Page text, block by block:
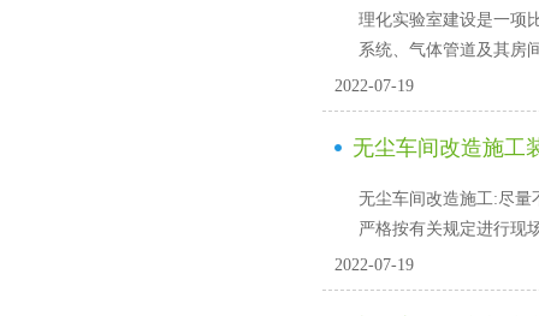
理化实验室建设是一项比较
系统、气体管道及其房
2022-07-19
无尘车间改造施工
无尘车间改造施工:尽量不
严格按有关规定进行现
2022-07-19